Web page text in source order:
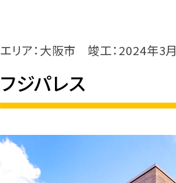
エリア：大阪市 竣工：2024年3月
フジパレス